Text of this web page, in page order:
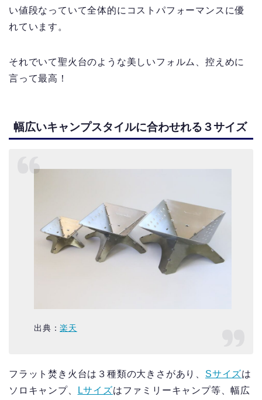
い値段なっていて全体的にコストパフォーマンスに優
れています。
それでいて聖火台のような美しいフォルム、控えめに
言って最高！
幅広いキャンプスタイルに合わせれる３サイズ
出典：楽天
フラット焚き火台は３種類の大きさがあり、 Sサイズは
ソロキャンプ、
Lサイズはファミリーキャンプ等、幅広